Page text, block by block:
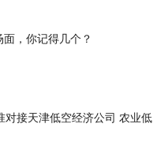
面，你记得几个？
对接天津低空经济公司 农业低